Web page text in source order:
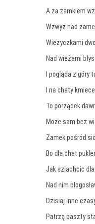
A za zamkiem
Wzwyż nad
Wieżyczkami
Nad wieżami
I pogląda z góry
I na chaty
To porządek
Może sam bez
Zamek pośród
Bo dla chat
Jak szlachcic dla
Nad nim
Dzisiaj inne
Patrzą baszty